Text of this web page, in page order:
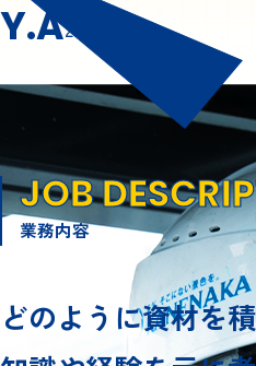
Y.A2005年入社
JOB
業務内容
どのように資材を